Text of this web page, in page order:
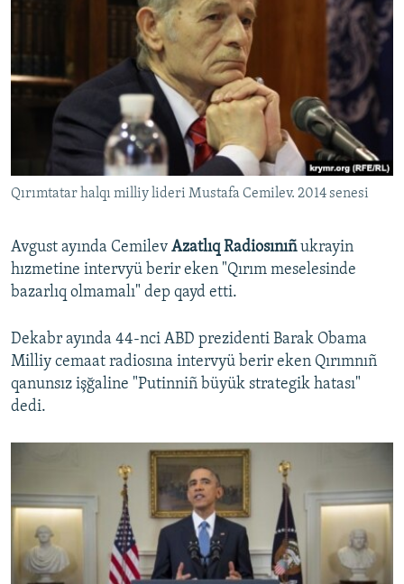
Qırımtatar halqı milliy lideri Mustafa Cemilev. 2014 senesi
Avgust ayında Cemilev Azatlıq Radiosınıñukrayin
hızmetine intervyü berir eken "Qırım meselesinde
bazarlıq olmamalı" dep qayd etti.
Dekabr ayında 44-nci ABD prezidenti Barak Obama
Milliy cemaat radiosına intervyü berir eken Qırımnıñ
qanunsız işğaline "Putinniñ büyük strategik hatası"
dedi.